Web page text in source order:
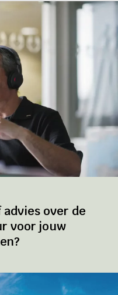
over de
voor jouw